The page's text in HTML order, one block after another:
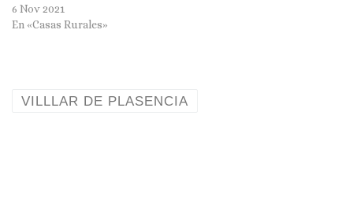
6 Nov 2021
En «Casas Rurales»
VILLLAR DE PLASENCIA